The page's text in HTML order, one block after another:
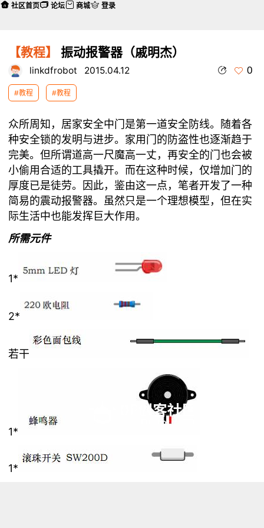
【教程】 振动报警器（戚明杰）
linkdfrobot 2015.04.12 0
#教程 #教程
众所周知，居家安全中门是第一道安全防线。随着各
种安全锁的发明与进步。家用门的防盗性也逐渐趋于
完美。但所谓道高一尺魔高一丈，再安全的门也会被
小偷用合适的工具撬开。而在这种时候，仅增加门的
厚度已是徒劳。因此，鉴由这一点，笔者开发了一种
简易的震动报警器。虽然只是一个理想模型，但在实
际生活中也能发挥巨大作用。
所需元件
1*
2*
若干
1*
1*
社区首页 论坛 商城 登录